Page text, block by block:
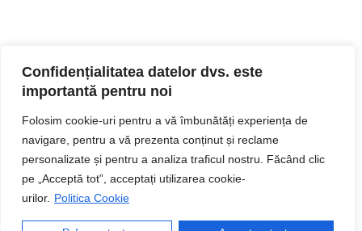
Confidențialitatea datelor dvs. este
importantă pentru noi
Folosim cookie-uri pentru a vă îmbunătăți experiența de
navigare, pentru a vă prezenta conținut și reclame
personalizate și pentru a analiza traficul nostru. Făcând clic
pe „Acceptă tot”, acceptați utilizarea cookie-
urilor. Politica Cookie